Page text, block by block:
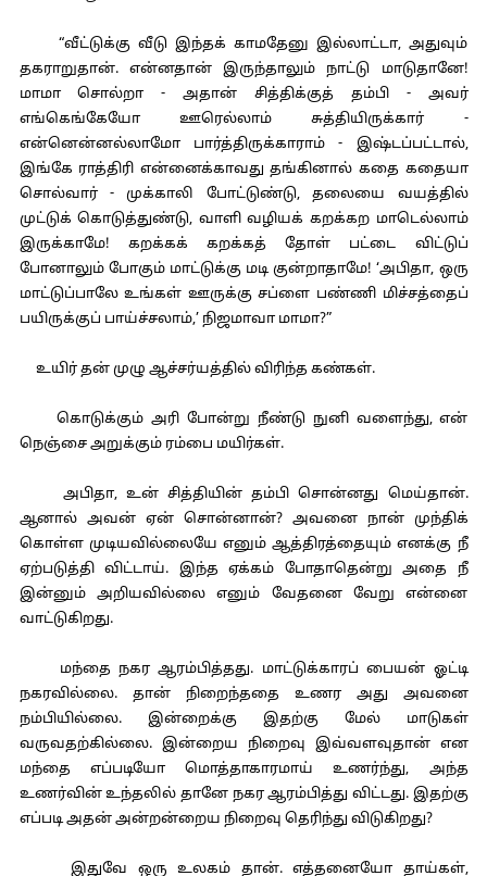
“வீட்டுக்கு வீடு இந்தக் காமதேனு இல்லாட்டா, அதுவும்
தகராறுதான். என்னதான் இருந்தாலும் நாட்டு மாடுதானே!
மாமா சொல்றா - அதான் சித்திக்குத் தம்பி - அவர்
எங்கெங்கேயோ ஊரெல்லாம் சுத்தியிருக்கார் -
என்னென்னல்லாமோ பார்த்திருக்காராம் - இஷ்டப்பட்டால்,
இங்கே ராத்திரி என்னைக்காவது தங்கினால் கதை கதையா
சொல்வார் - முக்காலி போட்டுண்டு, தலையை வயத்தில்
முட்டுக் கொடுத்துண்டு, வாளி வழியக் கறக்கற மாடெல்லாம்
இருக்காமே! கறக்கக் கறக்கத் தோள் பட்டை விட்டுப்
போனாலும் போகும் மாட்டுக்கு மடி குன்றாதாமே! ‘அபிதா, ஒரு
மாட்டுப்பாலே உங்கள் ஊருக்கு சப்ளை பண்ணி மிச்சத்தைப்
பயிருக்குப் பாய்ச்சலாம்,’ நிஜமாவா மாமா?”
உயிர் தன் முழு ஆச்சர்யத்தில் விரிந்த கண்கள்.
கொடுக்கும் அரி போன்று நீண்டு நுனி வளைந்து, என்
நெஞ்சை அறுக்கும் ரம்பை மயிர்கள்.
அபிதா, உன் சித்தியின் தம்பி சொன்னது மெய்தான்.
ஆனால் அவன் ஏன் சொன்னான்? அவனை நான் முந்திக்
கொள்ள முடியவில்லையே எனும் ஆத்திரத்தையும் எனக்கு நீ
ஏற்படுத்தி விட்டாய். இந்த ஏக்கம் போதாதென்று அதை நீ
இன்னும் அறியவில்லை எனும் வேதனை வேறு என்னை
வாட்டுகிறது.
மந்தை நகர ஆரம்பித்தது. மாட்டுக்காரப் பையன் ஓட்டி
நகரவில்லை. தான் நிறைந்ததை உணர அது அவனை
நம்பியில்லை. இன்றைக்கு இதற்கு மேல் மாடுகள்
வருவதற்கில்லை. இன்றைய நிறைவு இவ்வளவுதான் என
மந்தை எப்படியோ மொத்தாகாரமாய் உணர்ந்து, அந்த
உணர்வின் உந்தலில் தானே நகர ஆரம்பித்து விட்டது. இதற்கு
எப்படி அதன் அன்றன்றைய நிறைவு தெரிந்து விடுகிறது?
இதுவே ஒரு உலகம் தான். எத்தனையோ தாய்கள்,